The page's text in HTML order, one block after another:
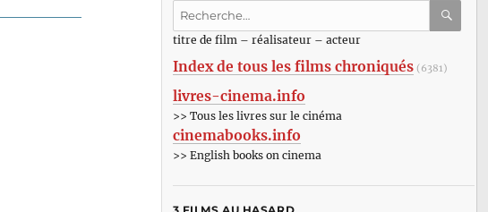
Recherche
:titre de film – réalisateur – acteur
Index de tous les films chroniqués (6381)
livres-cinema.info
>> Tous les livres sur le cinéma
cinemabooks.info
>> English books on cinema